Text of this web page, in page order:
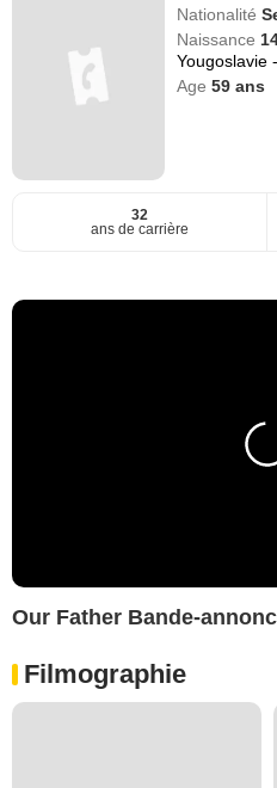
Nationalité
Naissance
Yougoslavie
Age59 ans
32
ans de carrière
Our Father Bande-
Filmographie